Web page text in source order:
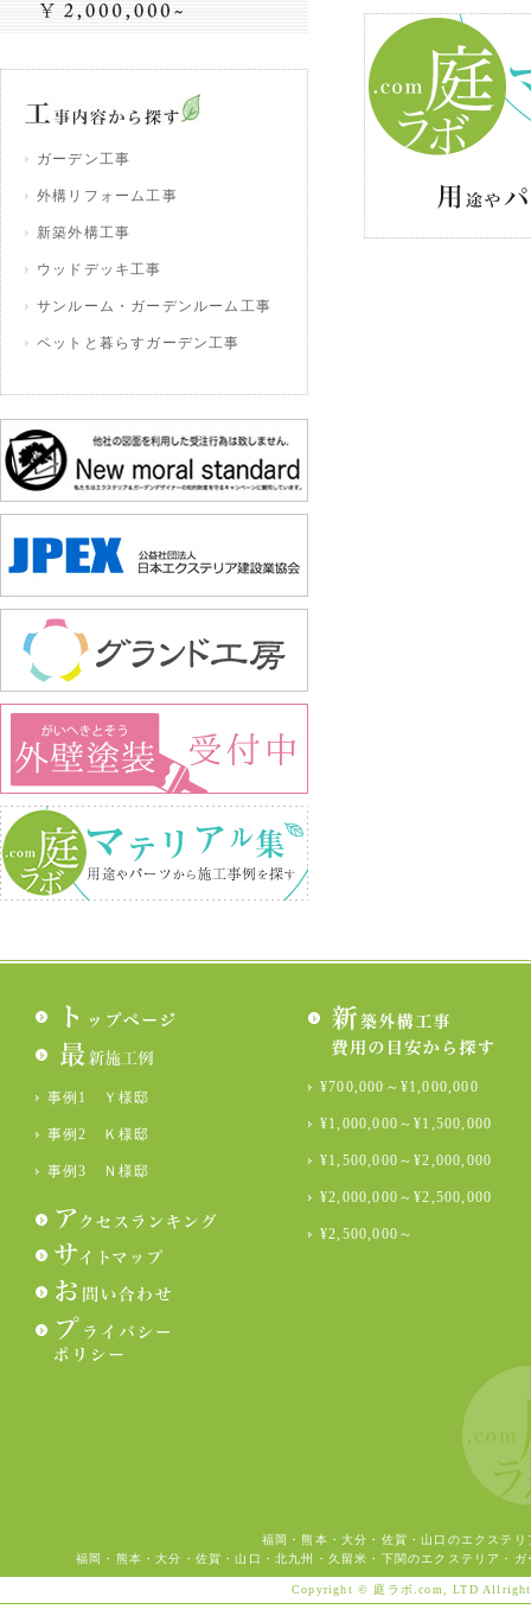
ガーデン工事
外構リフォーム工事
新築外構工事
ウッドデッキ工事
サンルーム・ガーデンルーム工事
ペットと暮らすガーデン工事
事例1 Ｙ様邸
事例2 Ｋ様邸
事例3 Ｎ様邸
¥700,000～¥1,000,000
¥1,000,000～¥1,500,000
¥1,500,000～¥2,000,000
¥2,000,000～¥2,500,000
¥2,500,000～
福岡・熊本・大分・佐賀・山口のエクステ
福岡・熊本・大分・佐賀・山口・北九州・久留米・下関のエクステリア・
Copyright © 庭ラボ.com, LTD